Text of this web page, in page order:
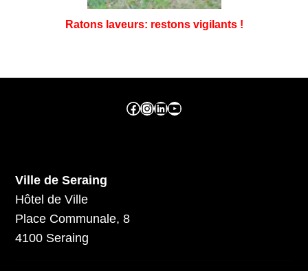
Ratons laveurs: restons vigilants !
Facebook ville de seraing Instragram ville de seraing linkedin – ville de seraing YouTube
Ville de Seraing
Hôtel de Ville
Place Communale, 8
4100 Seraing